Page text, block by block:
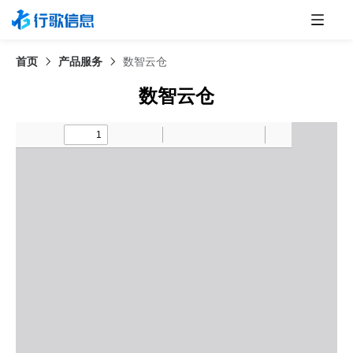
首页 产品服务 数智云仓
数智云仓